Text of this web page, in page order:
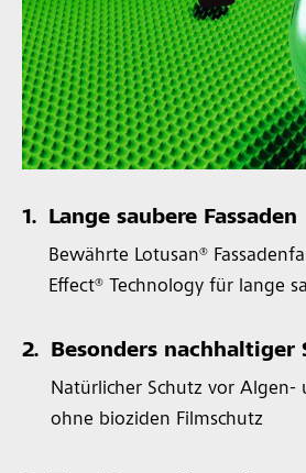
1. Lange saubere Fassaden
Bewährte Lotusan®
Effect® Technology für lange
2. Besonders nachhaltiger
Natürlicher Schutz vor Algen-
ohne bioziden Filmschutz